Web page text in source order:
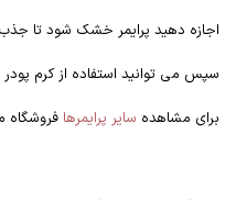
اجازه دهید پرایمر خشک شود تا
سپس می توانید استفاده از کرم پودر و
برای مشاهده سایر پرایمر‌ها فروشگاه